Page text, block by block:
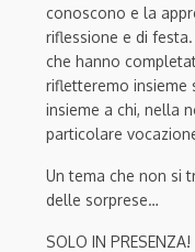
conoscono e la
riflessione e di
che hanno
rifletteremo insieme
insieme a chi, nella
particolare
Un tema che non si
delle sorprese…
SOLO IN PRESENZA!